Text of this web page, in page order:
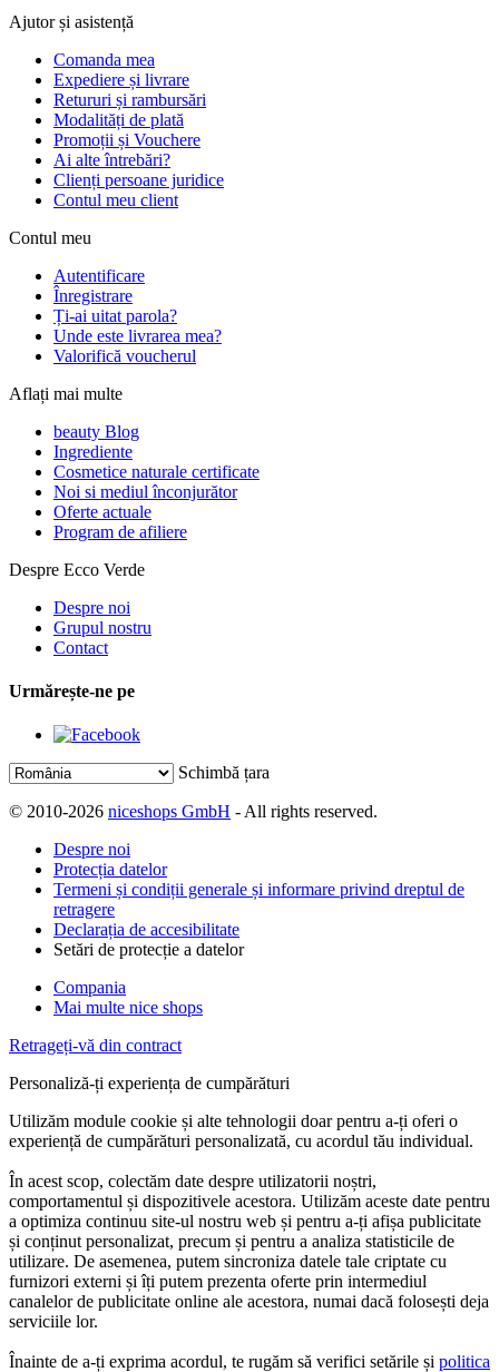
Ajutor și asistență
Comanda mea
Expediere și livrare
Retururi și rambursări
Modalități de plată
Promoții și Vouchere
Ai alte întrebări?
Clienți persoane juridice
Contul meu client
Contul meu
Autentificare
Înregistrare
Ți-ai uitat parola?
Unde este livrarea mea?
Valorifică voucherul
Aflați mai multe
beauty Blog
Ingrediente
Cosmetice naturale certificate
Noi si mediul înconjurător
Oferte actuale
Program de afiliere
Despre Ecco Verde
Despre noi
Grupul nostru
Contact
Urmărește-ne pe
Schimbă țara
© 2010-2026 niceshops GmbH - All rights reserved.
Despre noi
Protecția datelor
Termeni și condiții generale și informare privind dreptul de
retragere
Declarația de accesibilitate
Setări de protecție a datelor
Compania
Mai multe nice shops
Retrageți-vă din contract
Personaliză-ți experiența de cumpărături
Utilizăm module cookie și alte tehnologii doar pentru a-ți oferi o
experiență de cumpărături personalizată, cu acordul tău individual.
În acest scop, colectăm date despre utilizatorii noștri,
comportamentul și dispozitivele acestora. Utilizăm aceste date pentru
a optimiza continuu site-ul nostru web și pentru a-ți afișa publicitate
și conținut personalizat, precum și pentru a analiza statisticile de
utilizare. De asemenea, putem sincroniza datele tale criptate cu
furnizori externi și îți putem prezenta oferte prin intermediul
canalelor de publicitate online ale acestora, numai dacă folosești deja
serviciile lor.
Înainte de a-ți exprima acordul, te rugăm să verifici setările și politica